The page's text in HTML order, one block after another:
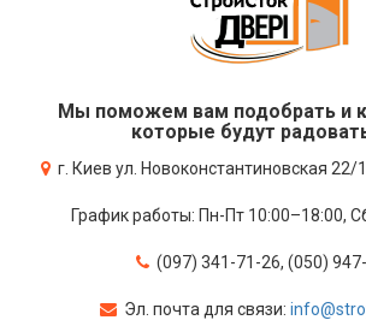
Мы поможем вам подобрать и
которые будут
г. Киев ул. Новоконстантиновская
График работы: Пн-Пт 10:00–18:00,
(097) 341-71-26, (050)
Эл. почта для связи: